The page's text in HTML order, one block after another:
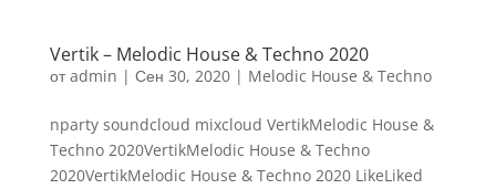
Vertik – Melodic House & Techno 2020
отadmin | Сен 30, 2020| Melodic House & Techno
nparty soundcloud mixcloud VertikMelodic House &
Techno 2020VertikMelodic House & Techno
2020VertikMelodic House & Techno 2020 LikeLiked